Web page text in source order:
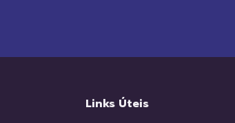
Links Úteis